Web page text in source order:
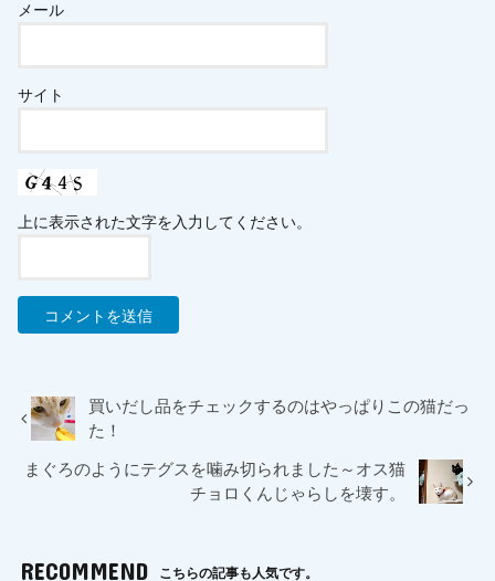
メール
サイト
上に表示された文字を入力してください。
買いだし品をチェックするのはやっぱりこの猫だっ
た！
まぐろのようにテグスを噛み切られました～オス猫
チョロくんじゃらしを壊す。
RECOMMEND こちらの記事も人気です。